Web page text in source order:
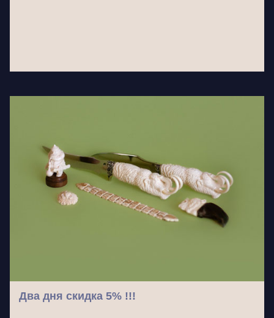
Два дня скидка 5% !!!